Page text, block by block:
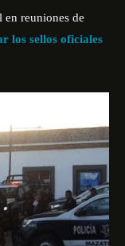
reuniones de
los sellos oficiales